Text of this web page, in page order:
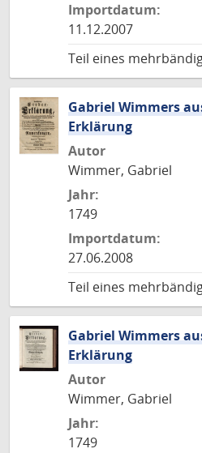
Importdatum:
11.12.2007
Teil eines
Gabriel Wimmers
Erklärung
Autor
Wimmer, Gabriel
Jahr:
1749
Importdatum:
27.06.2008
Teil eines
Gabriel Wimmers
Erklärung
Autor
Wimmer, Gabriel
Jahr:
1749